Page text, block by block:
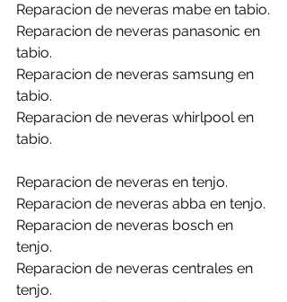
Reparacion de neveras mabe en tabio.
Reparacion de neveras panasonic en
tabio.
Reparacion de neveras samsung en
tabio.
Reparacion de neveras whirlpool en
tabio.
Reparacion de neveras en tenjo.
Reparacion de neveras abba en tenjo.
Reparacion de neveras bosch en
tenjo.
Reparacion de neveras centrales en
tenjo.